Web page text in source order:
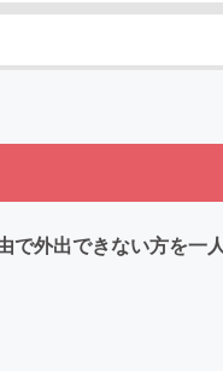
外出できない方を一